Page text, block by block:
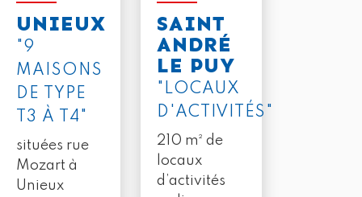
UNIEUX
"9
MAISONS
DE TYPE
T3 À T4"
situées rue
Mozart à
Unieux
SAINT
ANDRÉ
LE PUY
"LOCAUX
D'ACTIVITÉS"
210 m² de
locaux
d’activités